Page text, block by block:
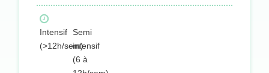
Intensif
(>12h/sem)
Semi
intensif
(6 à